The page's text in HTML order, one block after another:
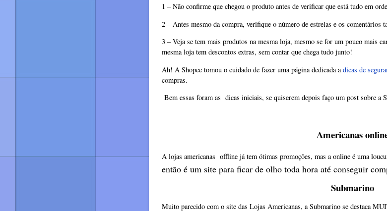
1 – Não confirme que chegou o produto antes de verificar que está tudo em
2 – Antes mesmo da compra, verifique o número de estrelas e os comentários
3 – Veja se tem mais produtos na mesma loja, mesmo se for um pouco mais
mesma loja tem descontos extras, sem contar que chega tudo junto!
Ah! A Shopee tomou o cuidado de fazer uma página dedicada adicas de
compras.
Bem essas foram as dicas iniciais, se quiserem depois faço um post sobre a
Americanas
A lojas americanas offline já tem ótimas promoções, mas a online é uma
então é um site para ficar de olho toda hora até conseguir
Submarino
Muito parecido com o site das Lojas Americanas, a Submarino se destaca